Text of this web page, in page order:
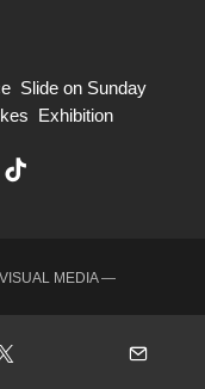
Slide on Sunday
Exhibition
MEDIA —